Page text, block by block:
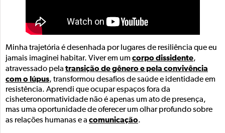
Minha trajetória é desenhada por lugares de resiliência que eu
jamais imaginei habitar. Viver em um corpo dissidente,
atravessado pela transição de gênero e pela convivência
com o lúpus, transformou desafios de saúde e identidade em
resistência. Aprendi que ocupar espaços fora da
cisheteronormatividade não é apenas um ato de presença,
mas uma oportunidade de oferecer um olhar profundo sobre
as relações humanas e a comunicação.